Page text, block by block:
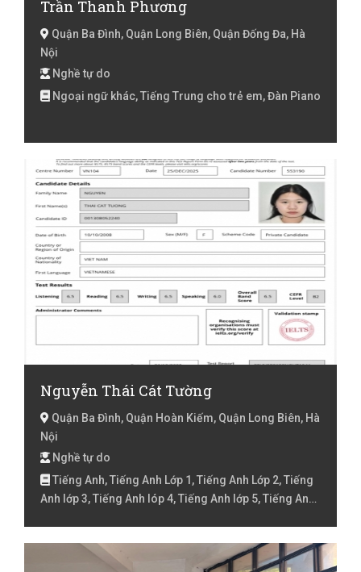
Trần Thanh Phương
Quận Ba Đình, Quận Long Biên, Quận Đống Đa, Hà
Nội
Nghề tự do
Ngoại ngữ khác, Tiếng Trung cho trẻ em, Đàn Piano
Nguyễn Thái Cát Tường
Quận Ba Đình, Quận Hoàn Kiếm, Quận Long Biên, Hà
Nội
Nghề tự do
Tiếng Anh, Tiếng Anh Lớp 1, Tiếng Anh Lớp 2, Tiếng
Anh lớp 3, Tiếng Anh lóp 4, Tiếng Anh lớp 5, Tiếng Anh